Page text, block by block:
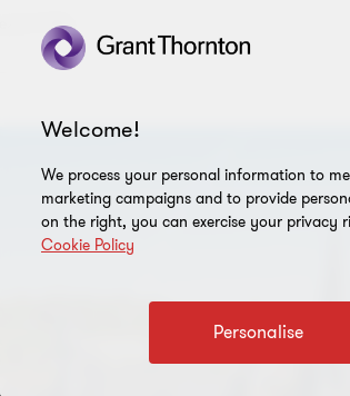
3 Min.
Welcome!
We process your personal information to
marketing campaigns and to provide
on the right, you can exercise your privacy
Cookie Policy
Personalise